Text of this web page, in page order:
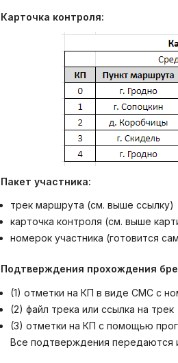
Карточка контроля:
Пакет участника:
трек маршрута (см. выше ссылку)
карточка контроля (см. выше
номерок участника (готовится
Подтверждения прохождения
(1) отметки на КП в виде СМС c
(2) файл трека или ссылка на трек
(3) отметки на КП с помощью
Все подтверждения передаются